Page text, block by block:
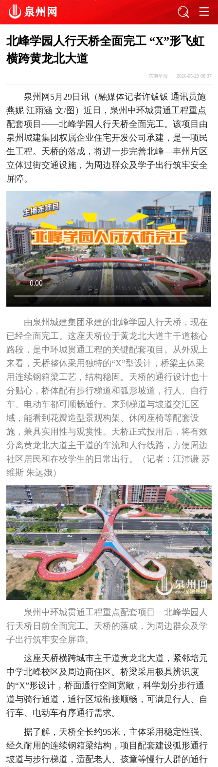
北峰学园人行天桥全面完工 “X”形飞虹
横跨黄龙北大道
东南早报 2026-05-29 08:37
泉州网5月29日讯（融媒体记者许钹钹 通讯员施
燕妮 江雨涵 文/图）近日，泉州中环城贯通工程重点
配套项目——北峰学园人行天桥全面完工。该项目由
泉州城建集团权属企业住宅开发公司承建，是一项民
生工程。天桥的落成，将进一步完善北峰—丰州片区
立体过街交通设施，为周边群众及学子出行筑牢安全
屏障。
由泉州城建集团承建的北峰学园人行天桥，现在
已经全面完工。这座天桥位于黄龙北大道主干道核心
路段，是中环城贯通工程的关键配套项目。从外观上
来看，天桥整体采用独特的“X”型设计，桥梁主体采
用连续钢箱梁工艺，结构稳固。天桥的通行设计也十
分贴心，桥体配有步行梯道和弧形坡道，行人、自行
车、电动车都可顺畅通行。来到梯道与坡道交汇区
域，能看到花瓣造型景观构架、休闲座椅等配套设
施，兼具实用性与观赏性。天桥正式投用后，将有效
分离黄龙北大道主干道的车流和人行线路，方便周边
社区居民和在校学生的日常出行。（记者：江沛谦 苏
维斯 朱远娥）
泉州中环城贯通工程重点配套项目—北峰学园人
行天桥日前全面完工。天桥的落成，为周边群众及学
子出行筑牢安全屏障。
这座天桥横跨城市主干道黄龙北大道，紧邻培元
中学北峰校区及周边商住区。桥梁采用极具辨识度
的“X”形设计，桥面通行空间宽敞，科学划分步行通
道与骑行通道，通行区域衔接顺畅，可满足行人、自
行车、电动车有序通行需求。
据了解，天桥全长约95米，主体采用稳定性强、
经久耐用的连续钢箱梁结构，项目配套建设弧形通行
坡道与步行梯道，适配老人、孩童等慢行人群的通行